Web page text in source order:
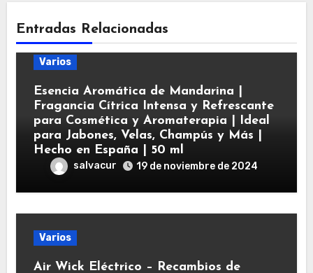
Entradas Relacionadas
Varios
Esencia Aromática de Mandarina |
Fragancia Cítrica Intensa y Refrescante
para Cosmética y Aromaterapia | Ideal
para Jabones, Velas, Champús y Más |
Hecho en España | 50 ml
salvacur 19 de noviembre de 2024
Varios
Air Wick Eléctrico – Recambios de